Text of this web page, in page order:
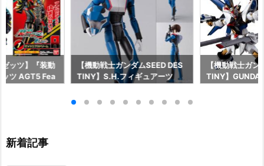
ッツ】『装動
ツ AGT5 Fea
【機動戦士ガンダムSEED DES
TINY】S.H.フィギュアーツ
長国パイロットスーツVer.）』
【機動戦士ガン
TINY】
新着記事